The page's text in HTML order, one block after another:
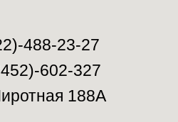
488-23-27
602-327
188А